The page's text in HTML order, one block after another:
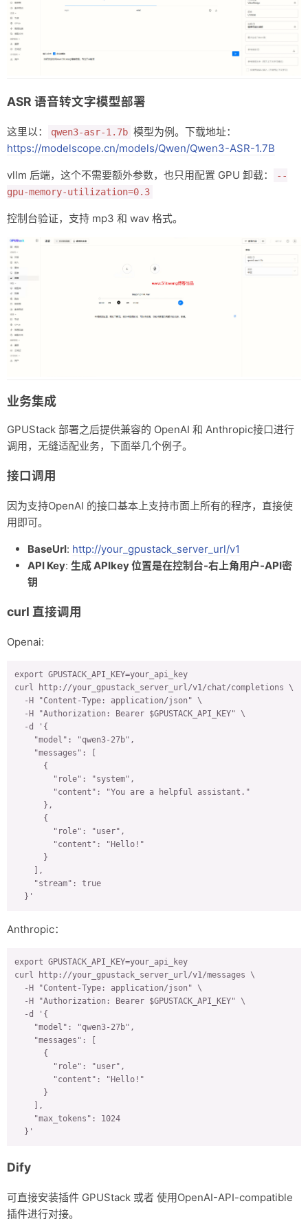
ASR 语音转文字模型部署
这里以： qwen3-asr-1.7b 模型为例。下载地址：
https://modelscope.cn/models/Qwen/Qwen3-ASR-1.7B
vllm 后端，这个不需要额外参数，也只用配置 GPU 卸载：
--
gpu-memory-utilization=0.3
控制台验证，支持 mp3 和 wav 格式。
业务集成
GPUStack 部署之后提供兼容的 OpenAI 和 Anthropic接口进行
调用，无缝适配业务，下面举几个例子。
接口调用
因为支持OpenAI 的接口基本上支持市面上所有的程序，直接使
用即可。
BaseUrl: http://your_gpustack_server_url/v1
API Key: 生成 APIkey 位置是在控制台-右上角用户-API密
钥
curl 直接调用
Openai:
export GPUSTACK_API_KEY=your_api_key
curl http://your_gpustack_server_url/v1/chat/completions \
  -H "Content-Type: application/json" \
  -H "Authorization: Bearer $GPUSTACK_API_KEY" \
  -d '{
    "model": "qwen3-27b",
    "messages": [
      {
        "role": "system",
        "content": "You are a helpful assistant."
      },
      {
        "role": "user",
        "content": "Hello!"
      }
    ],
    "stream": true
  }'
Anthropic：
export GPUSTACK_API_KEY=your_api_key
curl http://your_gpustack_server_url/v1/messages \
  -H "Content-Type: application/json" \
  -H "Authorization: Bearer $GPUSTACK_API_KEY" \
  -d '{
    "model": "qwen3-27b",
    "messages": [
      {
        "role": "user",
        "content": "Hello!"
      }
    ],
    "max_tokens": 1024
  }'
Dify
可直接安装插件 GPUStack 或者 使用OpenAI-API-compatible
插件进行对接。